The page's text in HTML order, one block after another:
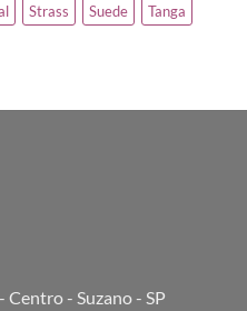
Strass Suede
Tanga
Centro - Suzano - SP